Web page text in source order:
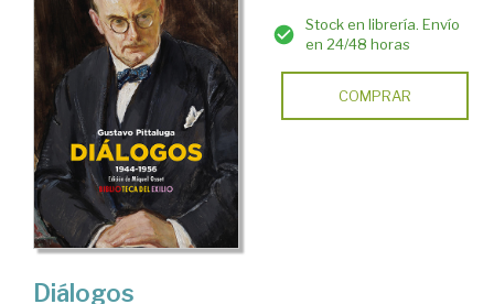
Stock en librería. Envío
en 24/48 horas
COMPRAR
Diálogos